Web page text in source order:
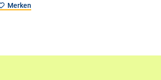
Merken